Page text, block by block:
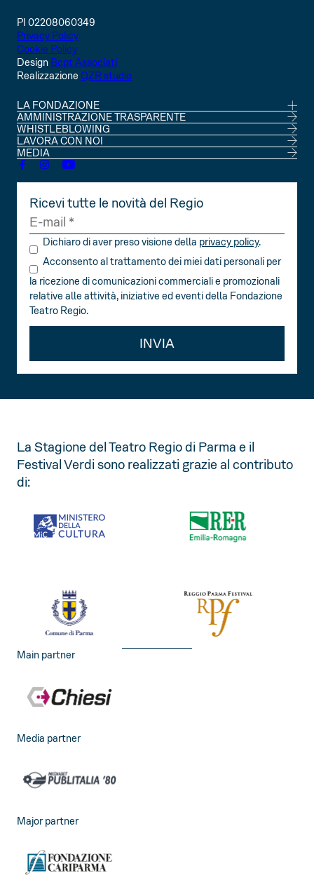
PI 02208060349
Privacy Policy
Cookie Policy
Design Bcpt Associati
Realizzazione QZR studio
LA FONDAZIONE
CONSIGLIO DI AMMINISTRAZIONE
SOCI
STATUTO
AMMINISTRAZIONE TRASPARENTE
WHISTLEBLOWING
LAVORA CON NOI
MEDIA
Ricevi tutte le novità del Regio
Dichiaro di aver preso visione della privacy policy.
Acconsento al trattamento dei miei dati personali per
la ricezione di comunicazioni commerciali e promozionali
relative alle attività, iniziative ed eventi della Fondazione
Teatro Regio.
INVIA
La Stagione del Teatro Regio di Parma e il
Festival Verdi sono realizzati grazie al contributo
di:
Main partner
Media partner
Major partner